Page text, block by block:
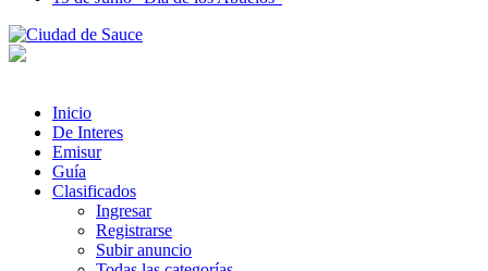
Inicio
De Interes
Emisur
Guía
Clasificados
Ingresar
Registrarse
Subir anuncio